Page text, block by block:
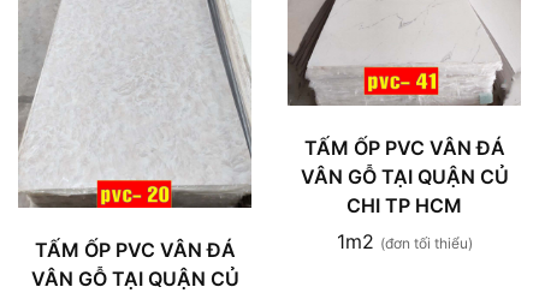
TẤM ỐP PVC VÂN ĐÁ
VÂN GỖ TẠI QUẬN CỦ
TẤM ỐP PVC VÂN ĐÁ
VÂN GỖ TẠI QUẬN CỦ
CHI TP HCM
1m2 (đơn tối thiểu)